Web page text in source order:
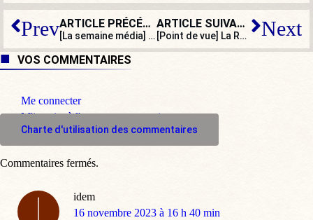
Prev ARTICLE PRÉCÉDENT
[La semaine média] Slimane à l’Eurovision, un choix très politique
ARTICLE SUIVANT
[Point de vue] La République, la République… Et la France, dans tout ça ? Next
VOS COMMENTAIRES
Me connecter
M'inscrire à l'espace commentaire
Charte d'utilisation des commentaires
idem
dit
16 novembre 2023 à 16 h 40 min
Commentaires fermés.